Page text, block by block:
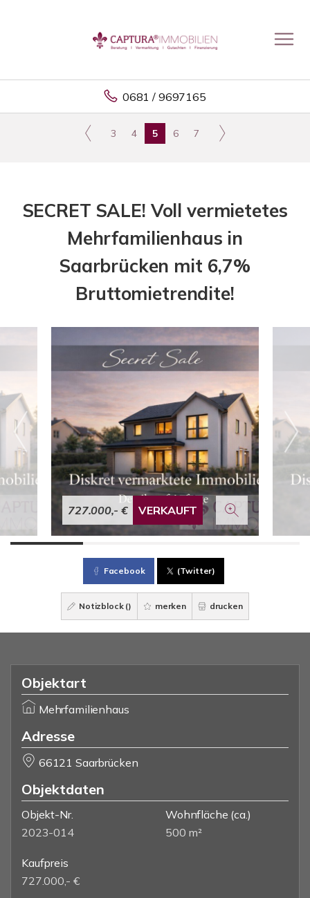
0681 / 9697165
3 4 5 6 7
SECRET SALE! Voll vermietetes
Mehrfamilienhaus in
Saarbrücken mit 6,7%
Bruttomietrendite!
727.000,- € VERKAUFT
Facebook (Twitter)
Notizblock () merken drucken
Objektart
Mehrfamilienhaus
Adresse
66121 Saarbrücken
Objektdaten
Objekt-Nr.
2023-014
Wohnfläche (ca.)
500 m²
Kaufpreis
727.000,- €